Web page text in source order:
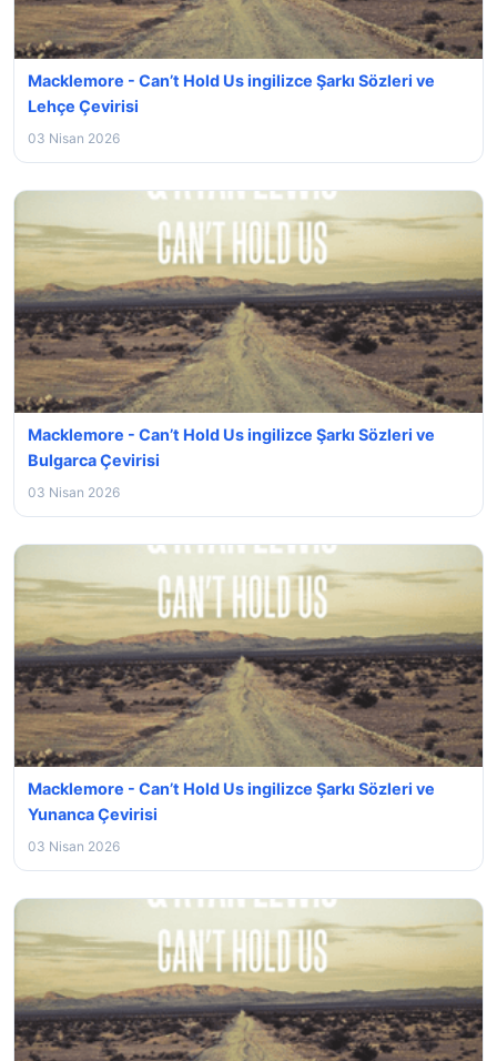
Macklemore - Can’t Hold Us ingilizce Şarkı Sözleri ve
Lehçe Çevirisi
03 Nisan 2026
Macklemore - Can’t Hold Us ingilizce Şarkı Sözleri ve
Bulgarca Çevirisi
03 Nisan 2026
Macklemore - Can’t Hold Us ingilizce Şarkı Sözleri ve
Yunanca Çevirisi
03 Nisan 2026